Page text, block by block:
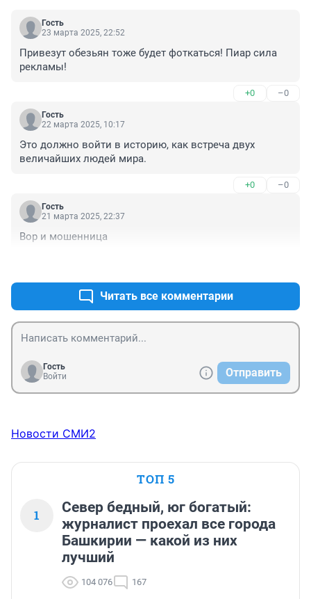
Гость
23 марта 2025, 22:52
Привезут обезьян тоже будет фоткаться! Пиар сила
рекламы!
+0 –0
Гость
22 марта 2025, 10:17
Это должно войти в историю, как встреча двух
величайших людей мира.
+0 –0
Гость
21 марта 2025, 22:37
Вор и мошенница
Читать все комментарии
Гость
Войти
Отправить
Новости СМИ2
ТОП 5
1
Север бедный, юг богатый:
журналист проехал все города
Башкирии — какой из них
лучший
104 076 167